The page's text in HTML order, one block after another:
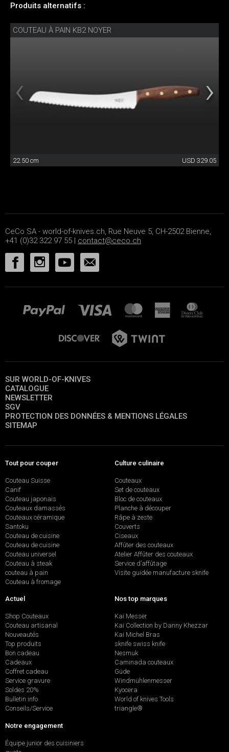
Produits alternatifs :
COUTEAU À PAIN KB2 NOYER
22.50 cm USD 329.05
CeCo SA - world-of-knives.ch, Rue Neuve 5, CH-2502 Bienne,
+41 (0)32 322 97 55 | contact@ceco.ch
SUR WORLD-OF-KNIVES
CATALOGUE
NEWSLETTER
SGV
PROTECTION DES DONNÉES & MENTIONS LÉGALES
SITEMAP
Tout pour couper
Couteau Suisse
Canif
Couteau japonais
Couteaux damassés
Couteaux céramique
Santoku
Couteau de cuisine
Couteau de cuisine
Couteau universel
Couteau à steak
couteau à pain
Couteau à fromage
Culture culinaire
Couteaux
Set de couteaux
Bloc de couteaux
Planche à découper
Râpe à zeste
Couverts
Ciseaux
Affûter des couteaux
Atelier Affûter des couteaux
Service d’affûtage
Visite guidée manufacture sknife
Actuel
Shop Couteaux
Couteau artisanal
Nouveautés
Top produits
Bon cadeau
Cadeaux
Coffret cadeau
Service gravure
Soldes 20%
Bulletin info
Conseils/Service
Nos top marques
Kai Messer
Kai Collection by Danny Khezzar
Kai Michel Bras
sknife swiss knife
Nesmuk
Caminada couteaux
Güde
Windmühlenmesser
Kyocera
World of knives Tools
triangle®
Notre engagement
Équipe junior des cuisiniers